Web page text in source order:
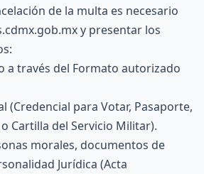
de la multa es necesario
y presentar los
a través del Formato autorizado
(Credencial para Votar, Pasaporte,
Cartilla del Servicio Militar).
morales, documentos de
Jurídica (Acta